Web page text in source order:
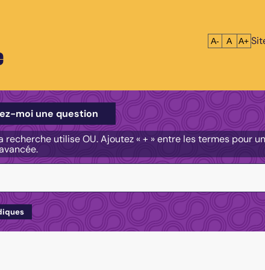
Réduire le
A- A A+
moi une question
recherche utilise OU. Ajoutez « + » entre les termes pour